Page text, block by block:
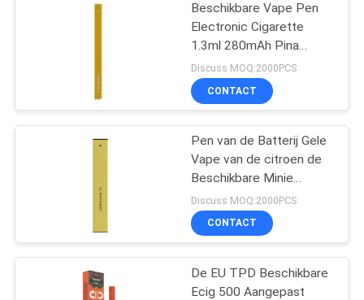
Beschikbare Vape Pen
Electronic Cigarette
1.3ml 280mAh Pina
Colada Electronic
Cigarette
Discuss MOQ:2000PCS
CONTACT
Pen van de Batterij Gele
Vape van de citroen de
Beschikbare Minie
Sigaret 400Puffs
280mAh
Discuss MOQ:2000PCS
CONTACT
De EU TPD Beschikbare
Ecig 500 Aangepast